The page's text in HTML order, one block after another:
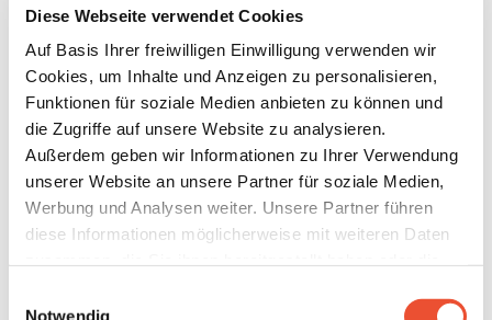
Diese Webseite verwendet Cookies
Auf Basis Ihrer freiwilligen Einwilligung verwenden wir
Cookies, um Inhalte und Anzeigen zu personalisieren,
Funktionen für soziale Medien anbieten zu können und
die Zugriffe auf unsere Website zu analysieren.
Außerdem geben wir Informationen zu Ihrer Verwendung
unserer Website an unsere Partner für soziale Medien,
Werbung und Analysen weiter. Unsere Partner führen
diese Informationen möglicherweise mit weiteren Daten
haben. Details finden Sie unter
Notwendig
einfach und unkompliziert an einer
Energiegemeinschaft teilnehmen. Ob du als
Stromproduzent deinen überschüssigen Ökostrom
direkt an Nachbarn verkaufst oder als
Stromverbraucher nachhaltig erzeugte Energie
beziehst: Der KLUUB bringt Menschen zusammen,
die Strom lokal teilen möchten. So profitieren
Produzenten von stabilen Einspeisevergütungen
und höheren Erträgen, während Verbraucher
günstigen und 100 % regionalen Ökostrom
genießen – ganz ohne eigene PV-Anlage. UND:
Durch den Energiehandel vor Ort stärkst du auch